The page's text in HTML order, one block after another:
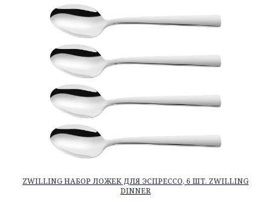
ZWILLING НАБОР ЛОЖЕК ДЛЯ ЭСПРЕССО, 6 ШТ. ZWILLING
DINNER